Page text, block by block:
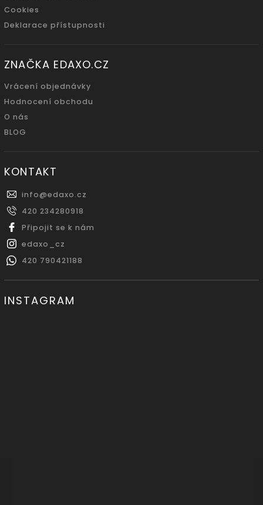
Cookies
Deklarace přístupnosti
ZNAČKA EDAXO.CZ
Vrácení objednávky
Hodnocení obchodu
O nás
BLOG
KONTAKT
info@edaxo.cz
420 234280918
Připojit se k nám
edaxo_cz
420 790421188
INSTAGRAM